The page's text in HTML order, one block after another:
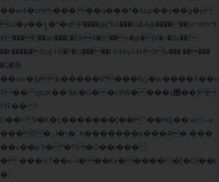
��w4�zm���.��q���"�3a.p��y��g�p
GJ�y��႑�*�uP����@[%0���h\&4@������}o^Vm^X
X���F]��aH���L�S9:4�l��=�@�jV�=�Dx��?
��h����|�!zu} H!Ī�P�i\{�����l 040y24H3lv��� �����
�Q�瀞
��vw�{qb�����6"���8ڻ�w����X��v
T�� @zK��'&K�G��cϑW����s޾��]|
?YF�� ?
O��>9�K�{;�������[��˝;��h6[��:w~e
���E�ۅl�\�`A�������p���A�,���
��x��p.9�"�'F|�O��i���
�`���iv7��e~l���Kx������[�O{��|
�؛